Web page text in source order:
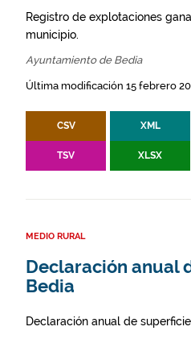
Registro de explotaciones
municipio.
Ayuntamiento de Bedia
Última modificación 15 febrero
CSV XML
TSV XLSX
MEDIO RURAL
Declaración anual
Bedia
Declaración anual de